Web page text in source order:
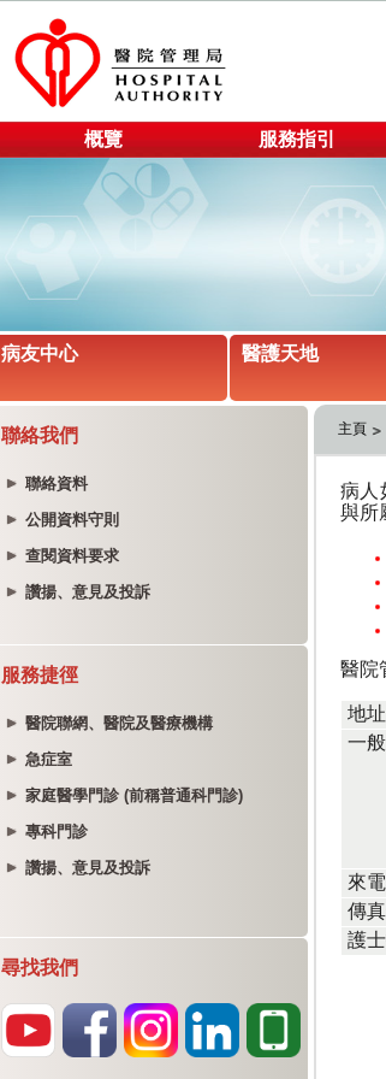
概覽 服務指引
病友中心 醫護天地
聯絡我們
聯絡資料
公開資料守則
查閱資料要求
讚揚、意見及投訴
服務捷徑
醫院聯網、醫院及醫療機構
急症室
家庭醫學門診 (前稱普通科門診)
專科門診
讚揚、意見及投訴
尋找我們
主頁